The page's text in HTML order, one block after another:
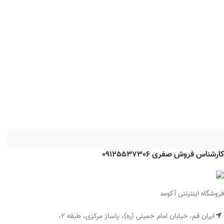
کارشناس فروش صفری 09125537306
فروشگاه اینترنتی آکومد
ایران قم، خیابان امام خمینی (ره)، پاساژ مرکزی، طبقه 2،